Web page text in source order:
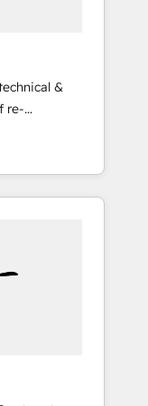
&
re-
We
coffee, and
🏆